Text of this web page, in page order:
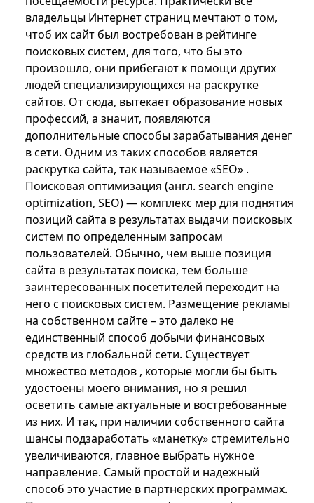
владельцы Интернет страниц мечтают о том,
чтоб их сайт был востребован в рейтинге
поисковых систем, для того, что бы это
произошло, они прибегают к помощи других
людей специализирующихся на раскрутке
сайтов. От сюда, вытекает образование новых
профессий, а значит, появляются
дополнительные способы зарабатывания денег
в сети. Одним из таких способов является
раскрутка сайта, так называемое «SEO» .
Поисковая оптимизация (англ. search engine
optimization, SEO) — комплекс мер для поднятия
позиций сайта в результатах выдачи поисковых
систем по определенным запросам
пользователей. Обычно, чем выше позиция
сайта в результатах поиска, тем больше
заинтересованных посетителей переходит на
него с поисковых систем. Размещение рекламы
на собственном сайте – это далеко не
единственный способ добычи финансовых
средств из глобальной сети. Существует
множество методов , которые могли бы быть
удостоены моего внимания, но я решил
осветить самые актуальные и востребованные
из них. И так, при наличии собственного сайта
шансы подзаработать «манетку» стремительно
увеличиваются, главное выбрать нужное
направление. Самый простой и надежный
способ это участие в партнерских программах.